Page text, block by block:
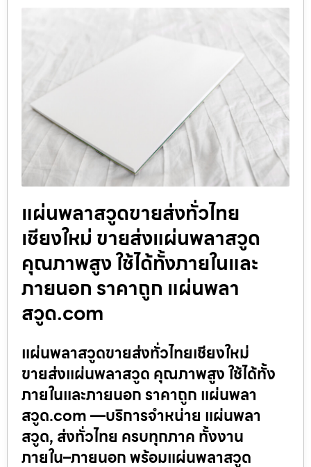
แผ่นพลาสวูดขายส่งทั่วไทย
เชียงใหม่ ขายส่งแผ่นพลาสวูด
คุณภาพสูง ใช้ได้ทั้งภายในและ
ภายนอก ราคาถูก แผ่นพลา
สวูด.com
แผ่นพลาสวูดขายส่งทั่วไทยเชียงใหม่
ขายส่งแผ่นพลาสวูด คุณภาพสูง ใช้ได้ทั้ง
ภายในและภายนอก ราคาถูก แผ่นพลา
สวูด.com —บริการจำหน่าย แผ่นพลา
สวูด, ส่งทั่วไทย ครบทุกภาค ทั้งงาน
ภายใน–ภายนอก พร้อมแผ่นพลาสวูด